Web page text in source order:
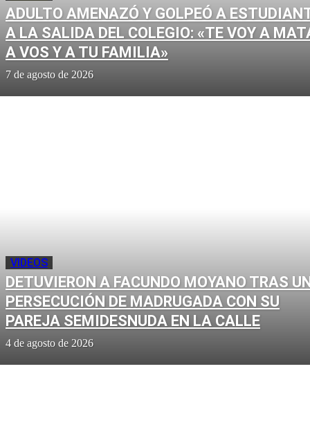
ADULTO AMENAZÓ Y GOLPEÓ A
A LA SALIDA DEL COLEGIO: «TE VOY A
A VOS Y A TU FAMILIA»
7 de agosto de 2026
VIDEOS
DETUVIERON A FACUNDO MOYANO TRAS
PERSECUCIÓN DE MADRUGADA CON SU
PAREJA SEMIDESNUDA EN LA CALLE
4 de agosto de 2026